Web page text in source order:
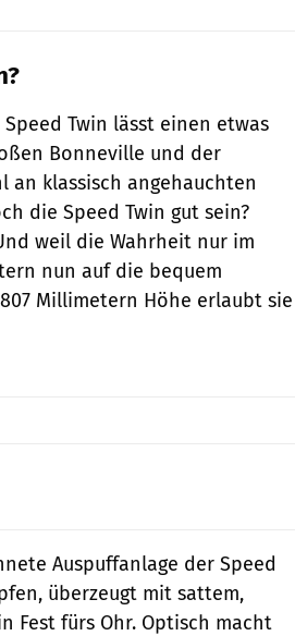
Twin lässt einen etwas
Bonneville und der
an klassisch angehauchten
die Speed Twin gut sein?
weil die Wahrheit nur im
nun auf die bequem
Millimetern Höhe erlaubt sie
Auspuffanlage der Speed
überzeugt mit sattem,
Fest fürs Ohr. Optisch macht